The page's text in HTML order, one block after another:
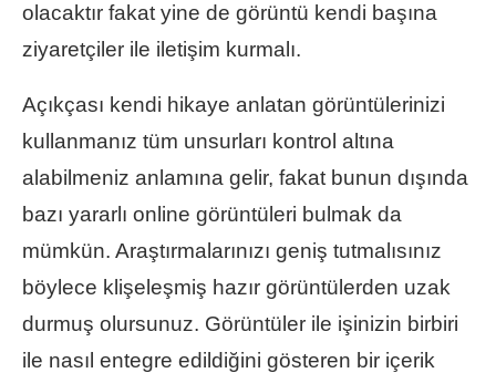
olacaktır fakat yine de görüntü kendi başına
ziyaretçiler ile iletişim kurmalı.
Açıkçası kendi hikaye anlatan görüntülerinizi
kullanmanız tüm unsurları kontrol altına
alabilmeniz anlamına gelir, fakat bunun dışında
bazı yararlı online görüntüleri bulmak da
mümkün. Araştırmalarınızı geniş tutmalısınız
böylece klişeleşmiş hazır görüntülerden uzak
durmuş olursunuz. Görüntüler ile işinizin birbiri
ile nasıl entegre edildiğini gösteren bir içerik